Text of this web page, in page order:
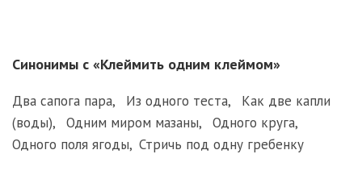
Синонимы с «Клеймить одним клеймом»
Два сапога пара, Из одного теста, Как две капли
(воды), Одним миром мазаны, Одного круга,
Одного поля ягоды, Стричь под одну гребенку